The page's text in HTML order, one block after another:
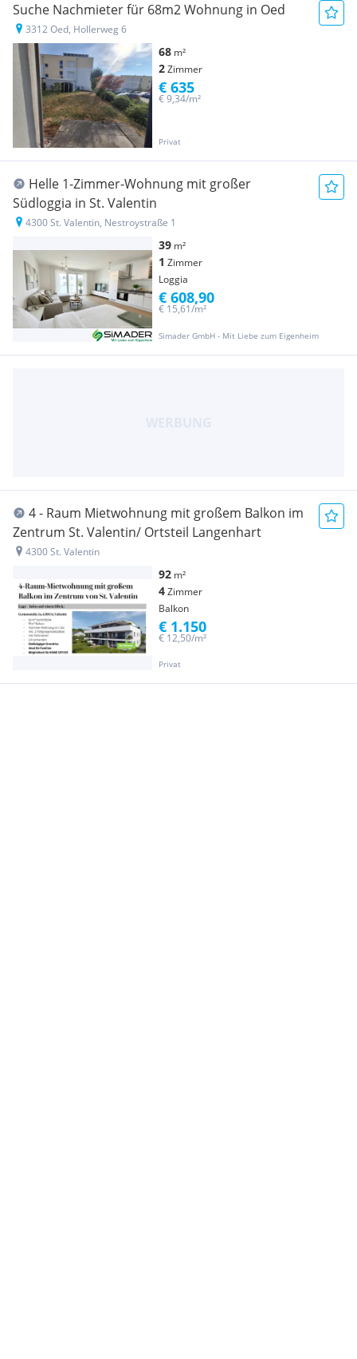
Suche Nachmieter für 68m2 Wohnung in Oed
3312 Oed, Hollerweg 6
68 m²
2Zimmer
Privat
€ 9,34/m²
€ 635
Helle 1-Zimmer-Wohnung mit großer
Südloggia in St. Valentin
4300 St. Valentin, Nestroystraße 1
39 m²
1 Zimmer
Loggia
Simader GmbH - Mit Liebe zum Eigenheim
€ 15,61/m²
€ 608,90
4 - Raum Mietwohnung mit großem Balkon im
Zentrum St. Valentin/ Ortsteil Langenhart
4300 St. Valentin
92 m²
4Zimmer
Balkon
Privat
€ 12,50/m²
€ 1.150